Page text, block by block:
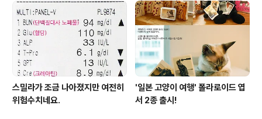
스밀라가 조금 나아졌지만 여전히
위험수치네요.
'일본 고양이 여행' 폴라로이드 엽
서 2종 출시!